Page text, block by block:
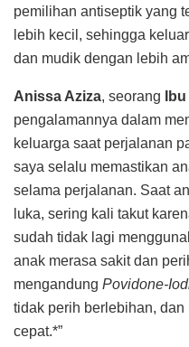
pemilihan antiseptik yang
lebih kecil, sehingga
dan mudik dengan lebih
Anissa Aziza, seorang
pengalamannya dalam
keluarga saat perjalanan
saya selalu memastikan
selama perjalanan. Saat
luka, sering kali takut
sudah tidak lagi
anak merasa sakit dan
mengandung Povidone-
tidak perih berlebihan,
cepat.*”